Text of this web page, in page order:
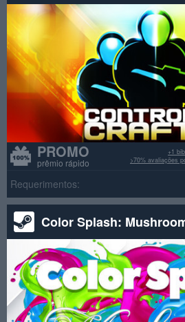
PROMO
prêmio rápido
+1
>70% avaliações
Requerimentos:
Color Splash: